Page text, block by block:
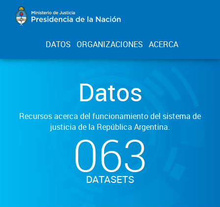
DATOS ORGANIZACIONES ACERCA
Datos
Recursos acerca del funcionamiento del sistema de
justicia de la República Argentina.
063
DATASETS